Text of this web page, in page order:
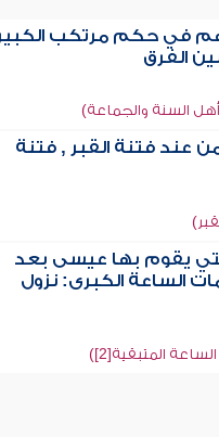
في حكم مرتكب
الفرق
السنة والجماعة)
عند فتنة القبر , فتنة
يقوم بها عيسى بعد
الساعة الكبرى: نزول
المتبقية[2])